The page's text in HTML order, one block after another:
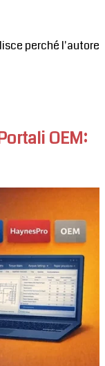
perché l'autore
OEM: